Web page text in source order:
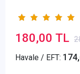
180,00 TL
Havale / EFT: